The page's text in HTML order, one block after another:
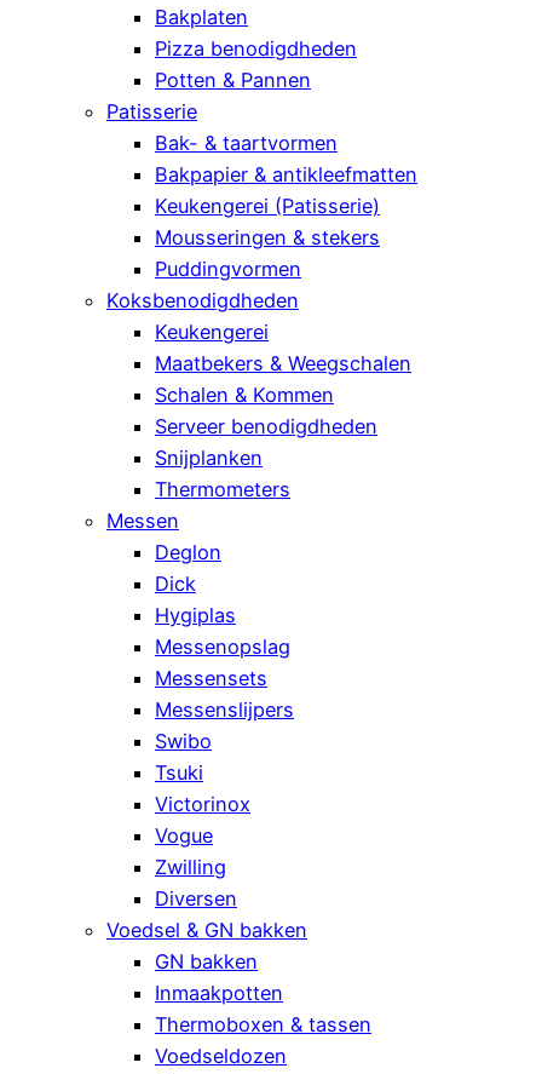
Bakplaten
Pizza benodigdheden
Potten & Pannen
Patisserie
Bak- & taartvormen
Bakpapier & antikleefmatten
Keukengerei (Patisserie)
Mousseringen & stekers
Puddingvormen
Koksbenodigdheden
Keukengerei
Maatbekers & Weegschalen
Schalen & Kommen
Serveer benodigdheden
Snijplanken
Thermometers
Messen
Deglon
Dick
Hygiplas
Messenopslag
Messensets
Messenslijpers
Swibo
Tsuki
Victorinox
Vogue
Zwilling
Diversen
Voedsel & GN bakken
GN bakken
Inmaakpotten
Thermoboxen & tassen
Voedseldozen